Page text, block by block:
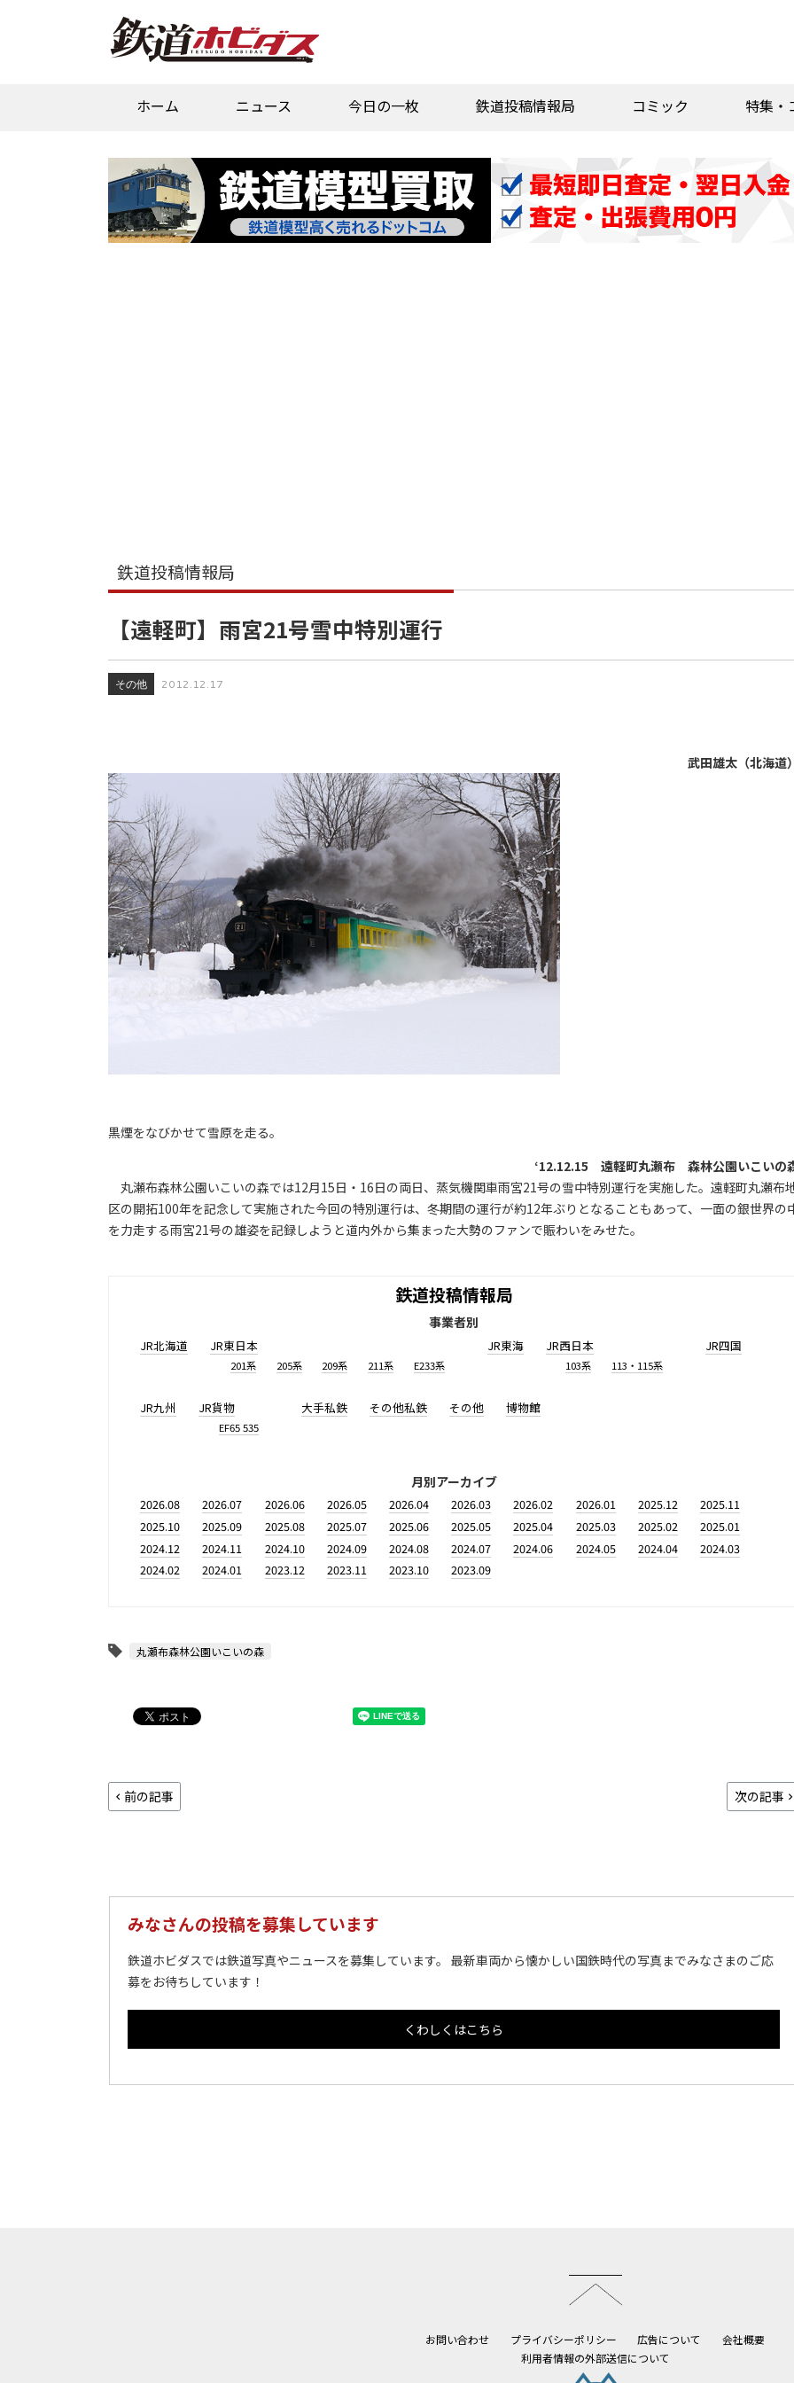
ホーム ニュース 今日の一枚 鉄道投稿情報局 コミック 特集・
鉄道投稿情報局
【遠軽町】雨宮21号雪中特別運行
その他 2012.12.17
武田雄太（北海道
黒煙をなびかせて雪原を走る。
‘12.12.15 遠軽町丸瀬布 森林公園いこいの
丸瀬布森林公園いこいの森では12月15日・16日の両日、蒸気機関車雨宮21号の雪中特別運行を実施した。遠軽町丸瀬布
区の開拓100年を記念して実施された今回の特別運行は、冬期間の運行が約12年ぶりとなることもあって、一面の銀世界の
を力走する雨宮21号の雄姿を記録しようと道内外から集まった大勢のファンで賑わいをみせた。
鉄道投稿情報局
事業者別
JR北海道 JR東日本
201系 205系 209系 211系 E233系
JR東海 JR西日本
103系 113・115系
JR四国
JR九州 JR貨物
EF65 535
大手私鉄 その他私鉄 その他 博物館
月別アーカイブ
2026.08 2026.07 2026.06 2026.05 2026.04 2026.03 2026.02 2026.01 2025.12
2025.11
2025.10
2025.09 2025.08 2025.07 2025.06 2025.05 2025.04 2025.03 2025.02
2025.01
2024.12
2024.11 2024.10 2024.09 2024.08 2024.07 2024.06 2024.05 2024.04
2024.03
2024.02
2024.01 2023.12 2023.11 2023.10 2023.09
丸瀬布森林公園いこいの森
前の記事 次の記事
みなさんの投稿を募集しています
鉄道ホビダスでは鉄道写真やニュースを募集しています。 最新車両から懐かしい国鉄時代の写真までみなさまのご応
募をお待ちしています！
くわしくはこちら
お問い合わせ プライバシーポリシー 広告について
会社概要
利用者情報の外部送信について